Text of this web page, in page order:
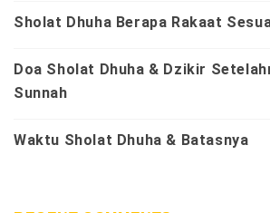
Sholat Dhuha Berapa Rakaat
Doa Sholat Dhuha & Dzikir
Sunnah
Waktu Sholat Dhuha & Batasnya